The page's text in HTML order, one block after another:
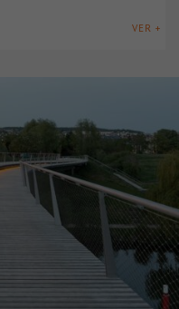
VER +